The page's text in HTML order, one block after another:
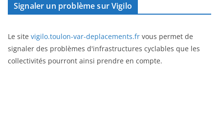
Signaler un problème sur Vigilo
Le site vigilo.toulon-var-deplacements.fr vous permet de
signaler des problèmes d'infrastructures cyclables que les
collectivités pourront ainsi prendre en compte.